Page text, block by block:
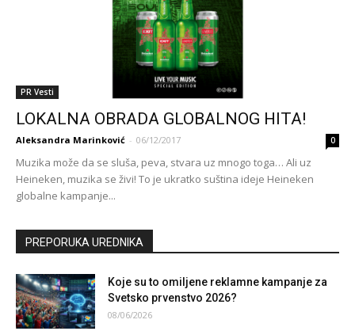
PR Vesti
LOKALNA OBRADA GLOBALNOG HITA!
Aleksandra Marinković - 06/12/2017 0
Muzika može da se sluša, peva, stvara uz mnogo toga… Ali uz
Heineken, muzika se živi! To je ukratko suština ideje Heineken
globalne kampanje...
PREPORUKA UREDNIKA
Koje su to omiljene reklamne kampanje za
Svetsko prvenstvo 2026?
08/06/2026